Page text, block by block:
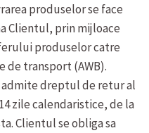
produselor se face
Clientul, prin mijloace
produselor catre
de transport (AWB).
admite dreptul de retur al
zile calendaristice, de la
Clientul se obliga sa